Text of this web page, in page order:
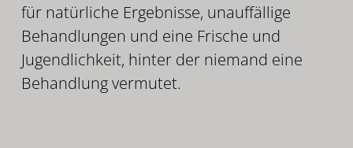
für natürliche Ergebnisse, unauffällige
Behandlungen und eine Frische und
Jugendlichkeit, hinter der niemand eine
Behandlung vermutet.